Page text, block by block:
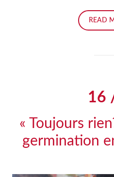
READ
16
« Toujours
germination